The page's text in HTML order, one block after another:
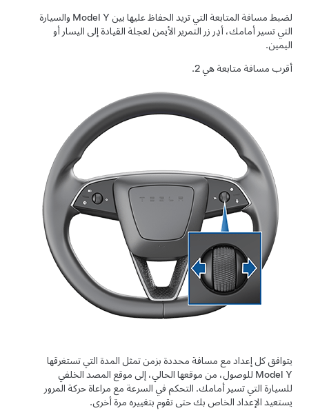
لضبط مسافةالمتابعةالتي تريد الحفاظ عليها بين Model Yوالسيارة
التي تسير أمامك، أدِر زر التمرير الأيمن لعجلة القيادة إلى اليسار أو
اليمين.
أقرب مسافة متابعة هي 2.
يتوافق كل إعداد مع مسافة محددة بزمن تمثل المدة التي تستغرقها
Model Yللوصول، من موقعها الحالي، إلى موقع المصد الخلفي
للسيارة التي تسير أمامك.التحكم في السرعة مع مراعاة حركة المرور
يستعيد الإعداد الخاص بك حتى تقوم بتغييره مرة أخرى.